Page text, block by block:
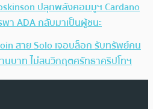
ปลุกพลังคอมมูฯ Cardano
า ADA กลับมาเป็นผู้ชนะ
สาย Solo เจอบล็อก รับทรัพย์คน
นบาท ไม่สนวิกฤตศรัทธาคริปโทฯ